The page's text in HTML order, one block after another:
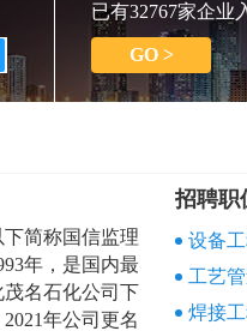
已有32767家企业
GO >
简称国信监理
年，是国内最
名石化公司下
年公司更名
招聘职
设备
工艺
焊接